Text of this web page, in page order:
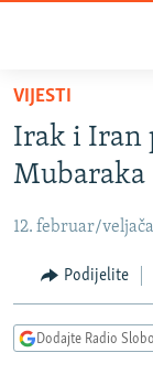
Pređite
glavni
sadržaj
na
navigaciju
Pređite
na
VIJESTI
BOSNA I
KOSOVO
CRNA GORA
VIDEO
PODCASTI
VIJESTI
Irak i Iran
Mubaraka
12. februar/
Podijelite
Dodajte Radio